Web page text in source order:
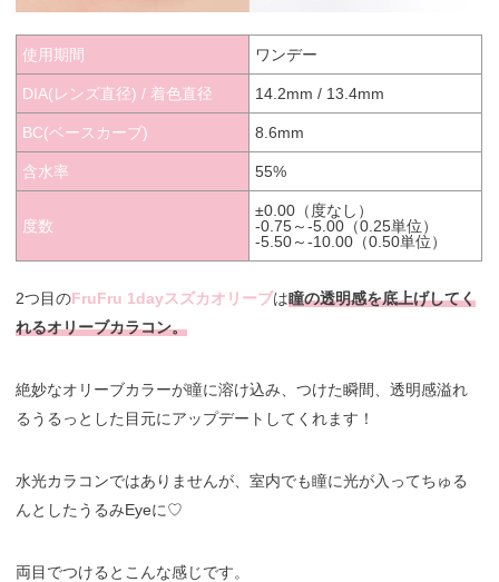
使用期間 ワンデー
DIA(レンズ直径) / 着色直径 14.2mm / 13.4mm
BC(ベースカーブ) 8.6mm
含水率 55%
度数
±0.00（度なし）
-0.75～-5.00（0.25単位）
-5.50～-10.00（0.50単位）
2つ目のFruFru 1dayスズカオリーブは瞳の透明感を底上げしてく
れるオリーブカラコン。
絶妙なオリーブカラーが瞳に溶け込み、つけた瞬間、透明感溢れ
るうるっとした目元にアップデートしてくれます！
水光カラコンではありませんが、室内でも瞳に光が入ってちゅる
んとしたうるみEyeに♡
両目でつけるとこんな感じです。